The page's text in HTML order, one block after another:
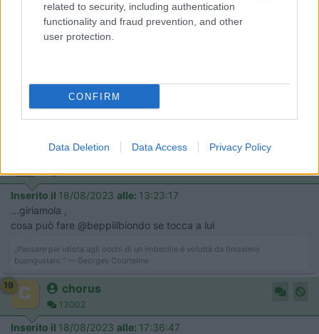
related to security, including authentication
functionality and fraud prevention, and other
user protection.
CONFIRM
Data Deletion Data Access Privacy Policy
...si va beh e il nostro amico che fa ? organizza un corteo di camper ? (
come suggerivano alcuni anni fa ) si iscrive e fa fare a loro il ricorso ? fa
il ricorso autonamente ? paga ? di sicuro prossima occasione non fa
Quello che farà massibabi sono fatti suoi, lui ha chiesto un
documento.
29167
Inserito il 18/08/2023 alle: 13:23:17
...giriamola ,
cosa può fare @beppiilbiondo se tocca a lui
„Passare per idiota agli occhi di un imbecille è voluttà da finissimo
buongustaio.“ — Georges Courteline
19 chorus
13002
Inserito il 18/08/2023 alle: 17:36:47